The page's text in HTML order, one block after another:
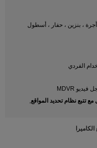
، بنزين ، حفار ، أسطول
الفردي
,